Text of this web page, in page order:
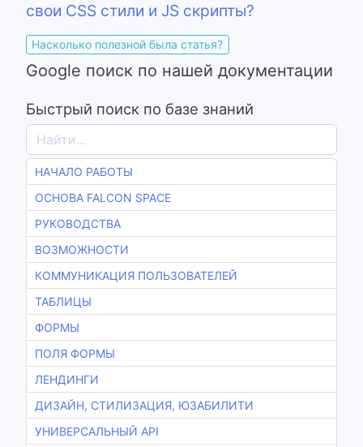
Быстрый поиск по базе знаний
НАЧАЛО РАБОТЫ
ОСНОВА FALCON SPACE
РУКОВОДСТВА
ВОЗМОЖНОСТИ
КОММУНИКАЦИЯ ПОЛЬЗОВАТЕЛЕЙ
ТАБЛИЦЫ
ФОРМЫ
ПОЛЯ ФОРМЫ
ЛЕНДИНГИ
ДИЗАЙН, СТИЛИЗАЦИЯ, ЮЗАБИЛИТИ
УНИВЕРСАЛЬНЫЙ API
свои CSS стили и JS скрипты?
Насколько полезной была статья?
Google поиск по нашей документации